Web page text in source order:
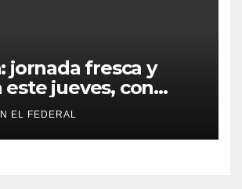
jornada fresca y
este jueves, con
estables para
EL FEDERAL